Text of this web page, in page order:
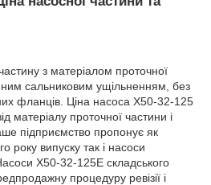
з матеріалом проточної
сальниковим ущільненням, без
фланців. Ціна насоса Х50-32-125
матеріалу проточної частини і
підприємство пропонує як
року випуску так і насоси
Х50-32-125Е складського
процедуру ревізії і